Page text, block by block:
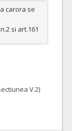
carora se
si art.161
V.2)